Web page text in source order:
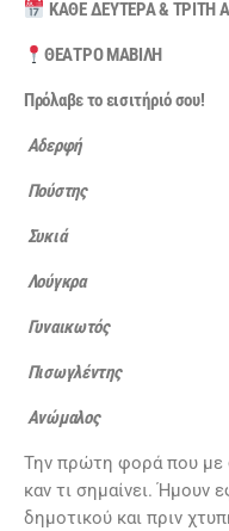
ΚΑΘΕ ΔΕΥΤΕΡΑ & ΤΡΙΤΗ
ΘΕΑΤΡΟ ΜΑΒΙΛΗ
Πρόλαβε το εισιτήριό σου!
Αδερφή
Πούστης
Συκιά
Λούγκρα
Γυναικωτός
Πισωγλέντης
Ανώμαλος
Την πρώτη φορά που με
καν τι σημαίνει. Ήμουν
δημοτικού και πριν